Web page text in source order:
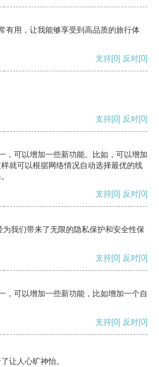
有用，让我能够享受到高品质的旅行体
支持[0] 反对[0]
支持[0] 反对[0]
，可以增加一些新功能。比如，可以增加
就可以根据网络情况自动选择最优的线
支持[0] 反对[0]
我们带来了无限的隐私保护和安全性保
支持[0] 反对[0]
，可以增加一些新功能，比如增加一个自
支持[0] 反对[0]
让人心旷神怡。